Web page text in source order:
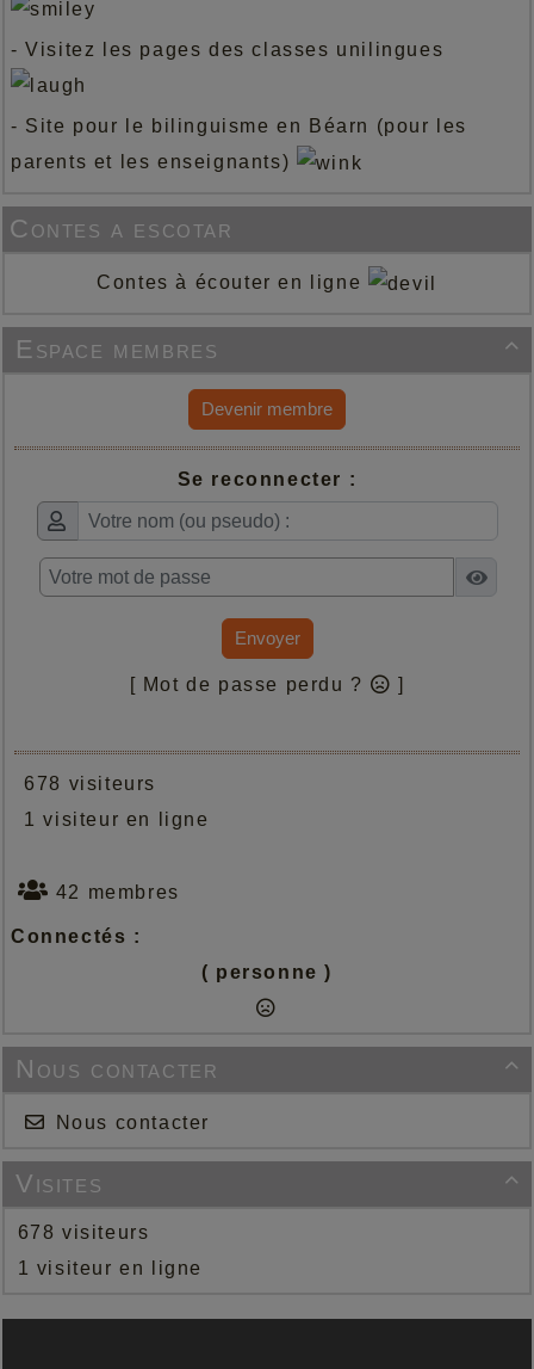
-Visitez les pages des classes unilingues
- Site pour le bilinguisme en Béarn (pour les
parents et les enseignants)
Contes a escotar
Contes à écouter en ligne

Espace membres
Devenir membre
Se reconnecter :
Envoyer
[ Mot de passe perdu ? ]
678 visiteurs
1 visiteur en ligne
42 membres
Connectés :
( personne )

Nous contacter
Nous contacter

Visites
678 visiteurs
1 visiteur en ligne